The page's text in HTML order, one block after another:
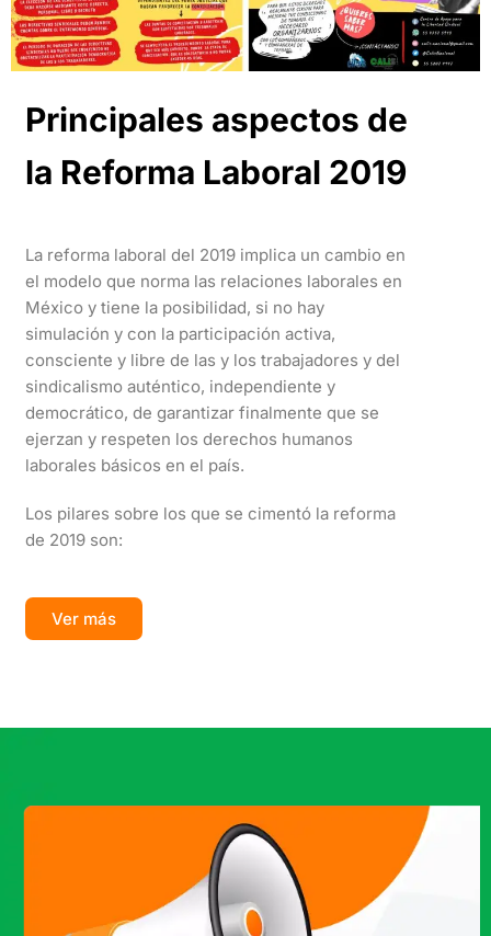
Principales aspectos de
la Reforma Laboral 2019
La reforma laboral del 2019 implica un cambio en
el modelo que norma las relaciones laborales en
México y tiene la posibilidad, si no hay
simulación y con la participación activa,
consciente y libre de las y los trabajadores y del
sindicalismo auténtico, independiente y
democrático, de garantizar finalmente que se
ejerzan y respeten los derechos humanos
laborales básicos en el país.
Los pilares sobre los que se cimentó la reforma
de 2019 son:
Ver más